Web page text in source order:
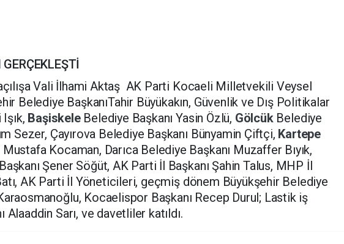
Vali İlhami Aktaş AK Parti Kocaeli Milletvekili Veysel
Belediye BaşkanıTahir Büyükakın, Güvenlik ve Dış Politikalar
Başiskele Belediye Başkanı Yasin Özlü, Gölcük Belediye
Sezer, Çayırova Belediye Başkanı Bünyamin Çiftçi, Kartepe
Kocaman, Darıca Belediye Başkanı Muzaffer Bıyık,
Şener Söğüt, AK Parti İl Başkanı Şahin Talus, MHP İl
AK Parti İl Yöneticileri, geçmiş dönem Büyükşehir Belediye
Kocaelispor Başkanı Recep Durul; Lastik iş
Alaaddin Sarı, ve davetliler katıldı.